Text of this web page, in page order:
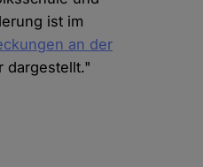
ist im
an der
dargestellt."